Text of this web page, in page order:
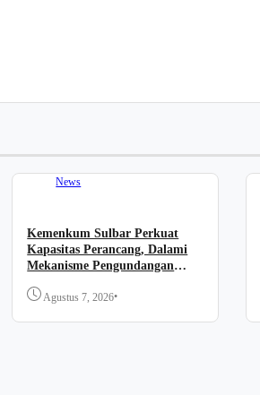
News
Kemenkum Sulbar Perkuat
Kapasitas Perancang, Dalami
Mekanisme Pengundangan
Agustus 7, 2026•